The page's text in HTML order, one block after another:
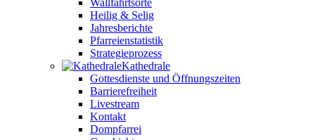
Heilig & Selig
Jahresberichte
Pfarreienstatistik
Strategieprozess
Kathedrale
Gottesdienste und Öffnungszeiten
Barrierefreiheit
Livestream
Kontakt
Dompfarrei